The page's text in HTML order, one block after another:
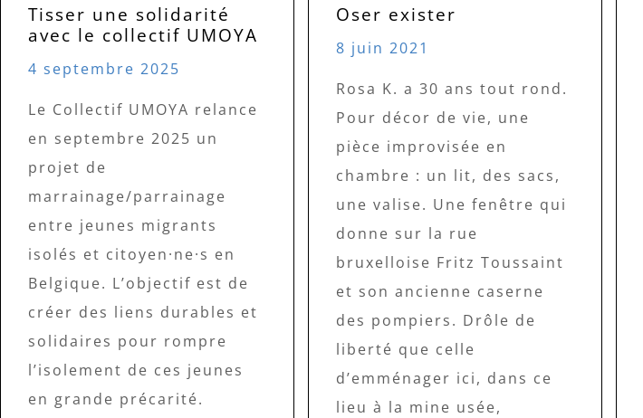
Tisser une solidarité
avec le collectif UMOYA
4 septembre 2025
Le Collectif UMOYA relance
en septembre 2025 un
projet de
marrainage/parrainage
entre jeunes migrants
isolés et citoyen·ne·s en
Belgique. L’objectif est de
créer des liens durables et
solidaires pour rompre
l’isolement de ces jeunes
en grande précarité.
Oser exister
8 juin 2021
Rosa K. a 30 ans tout rond.
Pour décor de vie, une
pièce improvisée en
chambre : un lit, des sacs,
une valise. Une fenêtre qui
donne sur la rue
bruxelloise Fritz Toussaint
et son ancienne caserne
des pompiers. Drôle de
liberté que celle
d’emménager ici, dans ce
lieu à la mine usée,